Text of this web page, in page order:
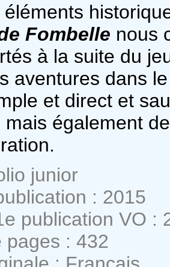
Fombelle nous
à la suite du
aventures dans
et direct et
également
junior
: 2015
publication VO :
pages : 432